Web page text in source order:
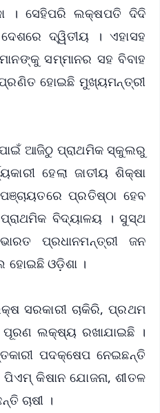
। ସେହିପରି ଲକ୍ଷପତି ଦିଦି
ଦେଶରେ ଦ୍ୱିତୀୟ । ଏହାସହ
ସମ୍ମାନର ସହ ବିବାହ
ପ୍ରଣିତ ହୋଇଛି ମୁଖ୍ୟମନ୍ତ୍ରୀ
ଆଜିଠୁ ପ୍ରାଥମିକ ସ୍କୁଲରୁ
ହେଲା ଜାତୀୟ ଶିକ୍ଷା
ପ୍ରତିଷ୍ଠା ହେବ
ବିଦ୍ୟାଳୟ । ସୁସ୍ଥ
ପ୍ରଧାନମନ୍ତ୍ରୀ ଜନ
ହୋଇଛି ଓଡ଼ିଶା ।
ସରକାରୀ ଚାକିରି, ପ୍ରଥମ
ପୂରଣ ଲକ୍ଷ୍ୟ ରଖାଯାଇଛି ।
ପଦକ୍ଷେପ ନେଇଛନ୍ତି
ପିଏମ୍ କିଷାନ ଯୋଜନା, ଶୀତଳ
ଚାଷୀ ।